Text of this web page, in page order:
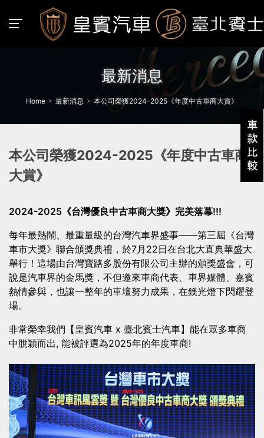
最新消息
Home 最新消息 本公司榮獲2024-2025《年度中古車商大賞》
本公司榮獲2024-2025《年度中古車商
大賞》
2024-2025《台灣優良中古車商大獎》完美落幕!!!
每年最熱鬧、最重量級的台灣汽車界盛事——第三屆《台灣
車市大獎》聯合頒獎典禮，於7月22日在台北大直典華盛大
舉行！這場由台灣寶路多股份有限公司主辦的頒獎盛會，可
說是汽車界的金馬獎，不但邀來車商代表、車界媒體、嘉賓
熱情參與，也讓一整年的車壇努力成果，在鎂光燈下閃耀登
場。
非常榮幸我們【皇賓汽車 x 臺北賓士汽車】能在眾多車商
中脫穎而出, 能被評選為2025年的年度車商!